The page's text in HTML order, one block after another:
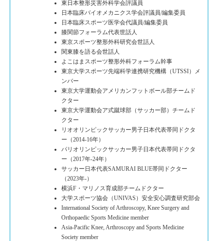
東日本整形災害外科学会評議員
日本臨床バイオメカニクス学会評議員/編集委員
日本臨床スポーツ医学会代議員/編集委員
膝関節フォーラム代表世話人
東京スポーツ整形外科研究会世話人
関東膝を語る会世話人
よこはまスポーツ整形外科フォーラム幹事
東京大学スポーツ先端科学連携研究機構（UTSSI）メ
ンバー
東京大学運動会アメリカンフットボール部チームド
クター
東京大学運動会ア式蹴球部（サッカー部）チームド
クター
リオオリンピックサッカー男子日本代表帯同ドクタ
ー（2014-16年）
パリオリンピックサッカー男子日本代表帯同ドクタ
ー（2017年-24年）
サッカー日本代表SAMURAI BLUE帯同ドクター
（2023年-）
横浜F・マリノス育成部チームドクター
大学スポーツ協会（UNIVAS）安全安心調査研究部会
International Society of Arthroscopy, Knee Surgery and
Orthopaedic Sports Medicine member
Asia-Pacific Knee, Arthroscopy and Sports Medicine
Society member